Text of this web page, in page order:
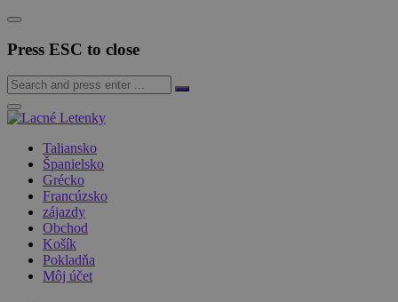
Press ESC to close
Taliansko
Španielsko
Grécko
Francúzsko
zájazdy
Obchod
Košík
Pokladňa
Môj účet